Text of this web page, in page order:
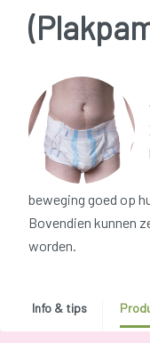
beweging goed op
Bovendien kunnen
worden.
Info & tips